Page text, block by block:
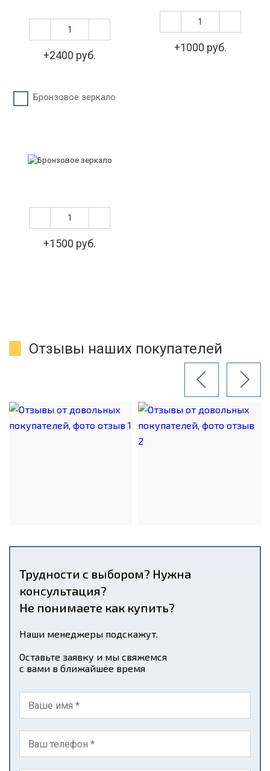
+2400 руб.
+1000 руб.
Бронзовое зеркало
+1500 руб.
Отзывы наших покупателей
Трудности с выбором? Нужна
консультация?
Не понимаете как купить?
Наши менеджеры подскажут.
Оставьте заявку и мы свяжемся
с вами в ближайшее время